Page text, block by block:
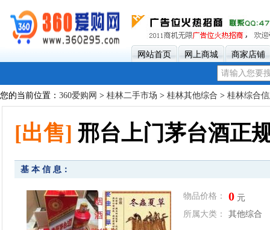
网站首页 网上商城 商家店铺
您的当前位置： 360爱购网 > 桂林二手市场 > 桂林其他综合 > 桂林综合
[出售] 邢台上门茅台酒正
基 本 信 息：
物品价格： 0元
所属大类：
其他综合